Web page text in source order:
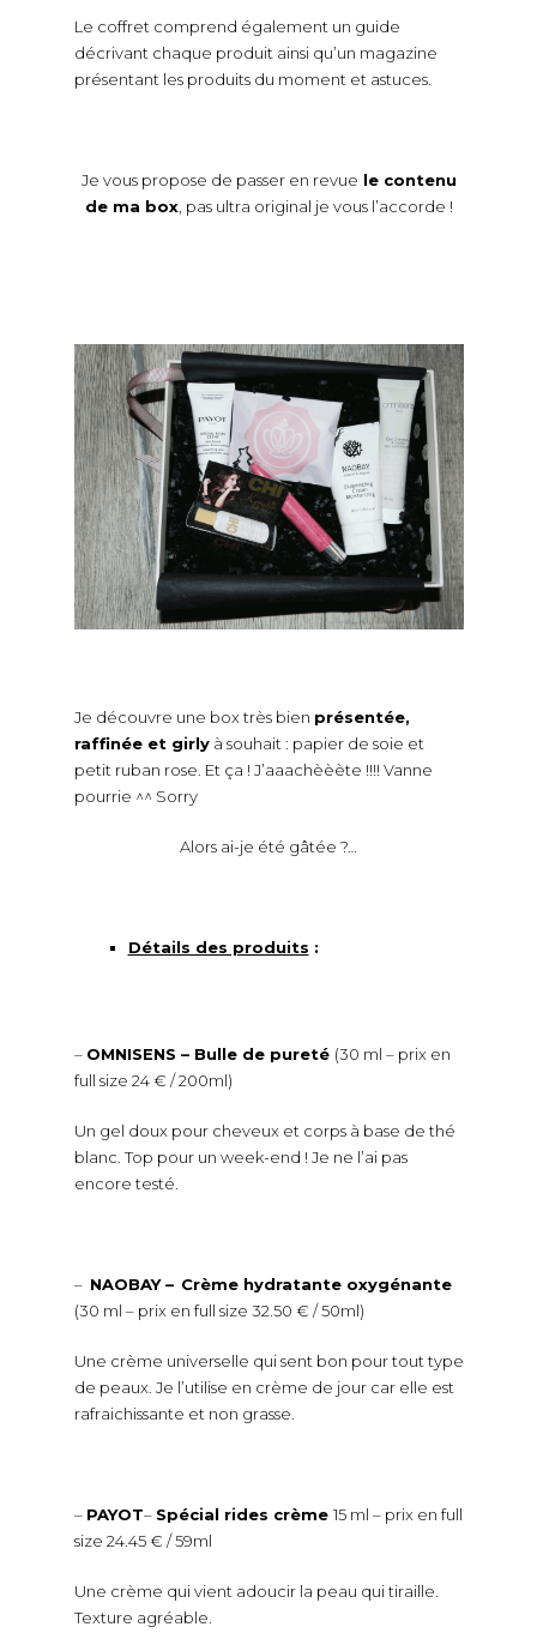
Le coffret comprend également un guide
décrivant chaque produit ainsi qu’un magazine
présentant les produits du moment et astuces.
Je vous propose de passer en revue le contenu
de ma box, pas ultra original je vous l’accorde !
Je découvre une box très bien présentée,
raffinée et girlyà souhait : papier de soie et
petit ruban rose. Et ça ! J’aaachèèète !!!! Vanne
pourrie ^^ Sorry
Alors ai-je été gâtée ?…
Détails des produits :
– OMNISENS – Bulle de pureté (30 ml – prix en
full size 24 € / 200ml)
Un gel doux pour cheveux et corps à base de thé
blanc. Top pour un week-end ! Je ne l’ai pas
encore testé.
– NAOBAY – Crème hydratante oxygénante
(30 ml – prix en full size 32.50 € / 50ml)
Une crème universelle qui sent bon pour tout type
de peaux. Je l’utilise en crème de jour car elle est
rafraichissante et non grasse.
– PAYOT– Spécial rides crème 15 ml – prix en full
size 24.45 € / 59ml
Une crème qui vient adoucir la peau qui tiraille.
Texture agréable.